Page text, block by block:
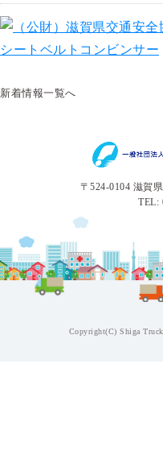
新着情報一覧へ
〒524-0104 滋賀
TEL:
Copyright(C) Shiga